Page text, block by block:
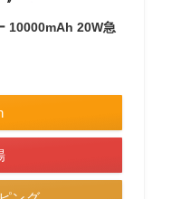
10000mAh 20W急